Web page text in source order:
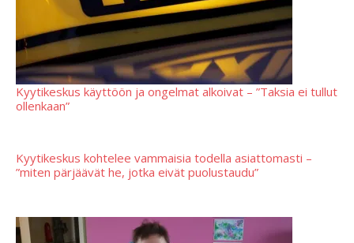
Kyytikeskus käyttöön ja ongelmat alkoivat – ”Taksia ei tullut
ollenkaan”
Kyytikeskus kohtelee vammaisia todella asiattomasti –
”miten pärjäävät he, jotka eivät puolustaudu”